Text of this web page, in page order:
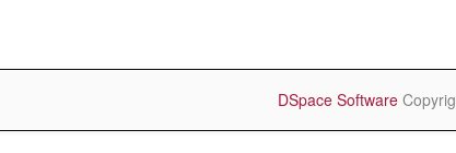
DSpace Software